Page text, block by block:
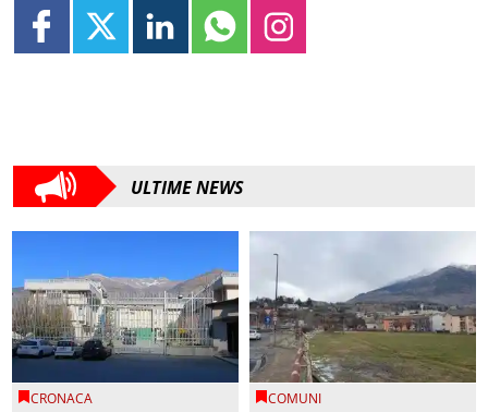
ULTIME NEWS
CRONACA COMUNI